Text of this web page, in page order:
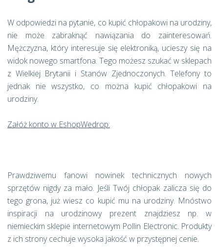
W odpowiedzi na pytanie, co kupić chłopakowi na urodziny,
nie może zabraknąć nawiązania do zainteresowań.
Mężczyzna, który interesuje się elektroniką, ucieszy się na
widok nowego smartfona. Tego możesz szukać w sklepach
z Wielkiej Brytanii i Stanów Zjednoczonych. Telefony to
jednak nie wszystko, co można kupić chłopakowi na
urodziny.
Załóż konto w EshopWedrop:
Prawdziwemu fanowi nowinek technicznych nowych
sprzętów nigdy za mało. Jeśli Twój chłopak zalicza się do
tego grona, już wiesz co kupić mu na urodziny. Mnóstwo
inspiracji na urodzinowy prezent znajdziesz np. w
niemieckim sklepie internetowym Pollin Electronic. Produkty
z ich strony cechuje wysoka jakość w przystępnej cenie.